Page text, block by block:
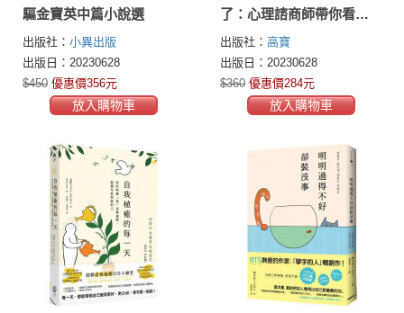
驅金寶英中篇小說選
出版社： 小異出版
出版日：20230628
$450 優惠價356元
放入購物車
了：心理諮商師帶你看見
14種被壓抑的內心創傷，
讀懂深層情緒訊息
出版社： 高寶
出版日：20230628
$360 優惠價284元
放入購物車